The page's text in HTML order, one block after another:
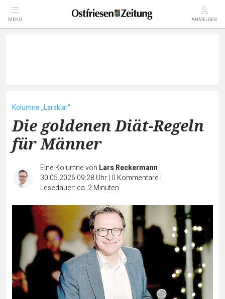
MENÜ ANMELDEN
Kolumne „Larsklar“
Die goldenen Diät-Regeln
für Männer
Eine Kolumne von Lars Reckermann |
30.05.2026 09:28 Uhr| 0 Kommentare |
Lesedauer: ca. 2 Minuten